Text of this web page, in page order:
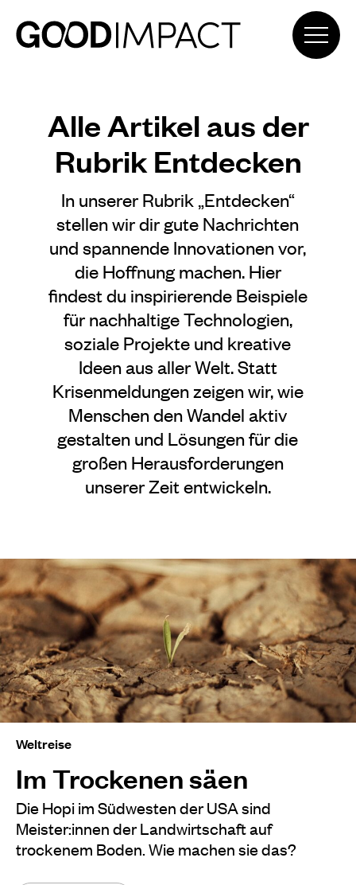
Alle Artikel aus der
Rubrik Entdecken
In unserer Rubrik „Entdecken“
stellen wir dir gute Nachrichten
und spannende Innovationen vor,
die Hoffnung machen. Hier
findest du inspirierende Beispiele
für nachhaltige Technologien,
soziale Projekte und kreative
Ideen aus aller Welt. Statt
Krisenmeldungen zeigen wir, wie
Menschen den Wandel aktiv
gestalten und Lösungen für die
großen Herausforderungen
unserer Zeit entwickeln.
Weltreise
Im Trockenen säen
Die Hopi im Südwesten der USA sind
Meister:innen der Landwirtschaft auf
trockenem Boden. Wie machen sie das?